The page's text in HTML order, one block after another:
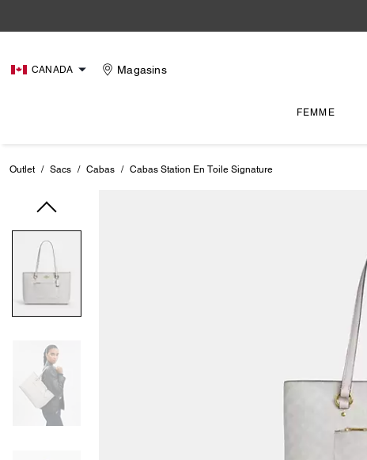
CANADA Magasins
FEMME
Outlet / Sacs / Cabas / Cabas Station En Toile Signature